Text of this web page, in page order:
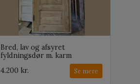
Bred, lav og afsyret
fyldningsdør m. karm
4.200 kr.
Se mere